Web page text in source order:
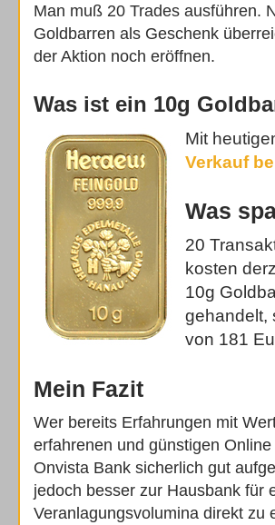
Man muß 20 Trades ausführen.
Goldbarren als Geschenk
der Aktion noch eröffnen.
Was ist ein 10g
Mit
Verkauf
Was
20
kosten
10g
gehandelt,
von 181
Mein Fazit
Wer bereits Erfahrungen mit
erfahrenen und günstigen
Onvista Bank sicherlich gut
jedoch besser zur Hausbank für
Veranlagungsvolumina direkt zu